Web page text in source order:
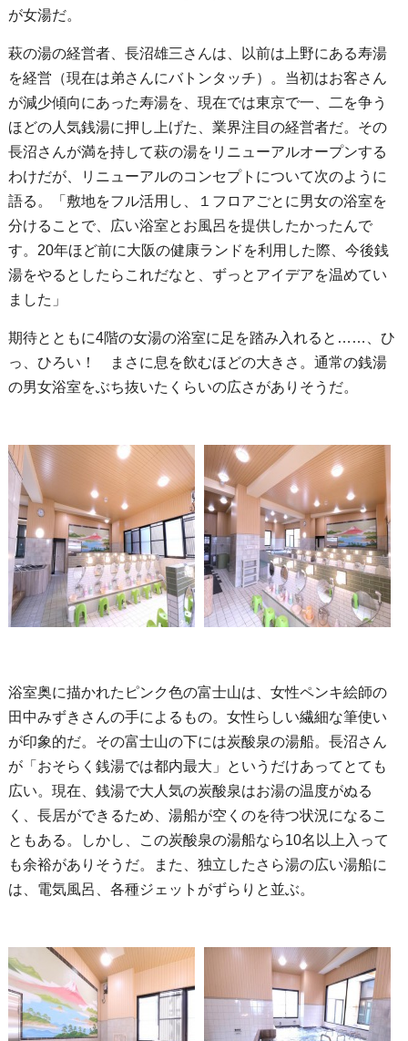
が女湯だ。
萩の湯の経営者、長沼雄三さんは、以前は上野にある寿湯
を経営（現在は弟さんにバトンタッチ）。当初はお客さん
が減少傾向にあった寿湯を、現在では東京で一、二を争う
ほどの人気銭湯に押し上げた、業界注目の経営者だ。その
長沼さんが満を持して萩の湯をリニューアルオープンする
わけだが、リニューアルのコンセプトについて次のように
語る。「敷地をフル活用し、１フロアごとに男女の浴室を
分けることで、広い浴室とお風呂を提供したかったんで
す。20年ほど前に大阪の健康ランドを利用した際、今後銭
湯をやるとしたらこれだなと、ずっとアイデアを温めてい
ました」
期待とともに4階の女湯の浴室に足を踏み入れると……、ひ
っ、ひろい！ まさに息を飲むほどの大きさ。通常の銭湯
の男女浴室をぶち抜いたくらいの広さがありそうだ。
浴室奥に描かれたピンク色の富士山は、女性ペンキ絵師の
田中みずきさんの手によるもの。女性らしい繊細な筆使い
が印象的だ。その富士山の下には炭酸泉の湯船。長沼さん
が「おそらく銭湯では都内最大」というだけあってとても
広い。現在、銭湯で大人気の炭酸泉はお湯の温度がぬる
く、長居ができるため、湯船が空くのを待つ状況になるこ
ともある。しかし、この炭酸泉の湯船なら10名以上入って
も余裕がありそうだ。また、独立したさら湯の広い湯船に
は、電気風呂、各種ジェットがずらりと並ぶ。